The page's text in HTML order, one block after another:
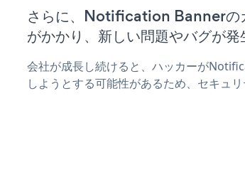
さらに、Notification Bannerの
がかかり、新しい問題やバグが発
会社が成長し続けると、ハッカーが
しようとする可能性があるため、セキュ